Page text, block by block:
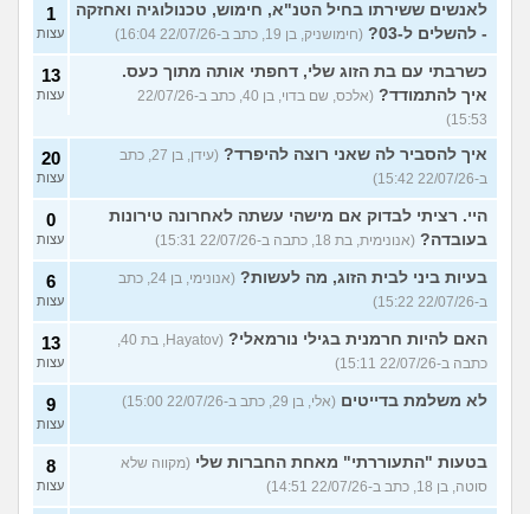
לאנשים ששירתו בחיל הטנ"א, חימוש, טכנולוגיה ואחזקה
- להשלים ל-03?
(חימושניק, בן 19, כתב ב-22/07/26 16:04)
1
עצות
כשרבתי עם בת הזוג שלי, דחפתי אותה מתוך כעס.
איך להתמודד?
(אלכס, שם בדוי, בן 40, כתב ב-22/07/26
15:53)
13
עצות
איך להסביר לה שאני רוצה להיפרד?
(עידן, בן 27, כתב
ב-22/07/26 15:42)
20
עצות
היי. רציתי לבדוק אם מישהי עשתה לאחרונה טירונות
בעובדה? (אנונימית, בת 18, כתבה ב-22/07/26 15:31)
0
עצות
בעיות ביני לבית הזוג, מה לעשות?
(אנונימי, בן 24, כתב
ב-22/07/26 15:22)
6
עצות
האם להיות חרמנית בגילי נורמאלי?
(Hayatov, בת 40,
כתבה ב-22/07/26 15:11)
13
עצות
לא משלמת בדייטים (אלי, בן 29, כתב ב-22/07/26 15:00) 9
עצות
בטעות "התעוררתי" מאחת החברות שלי (מקווה שלא
סוטה, בן 18, כתב ב-22/07/26 14:51)
8
עצות